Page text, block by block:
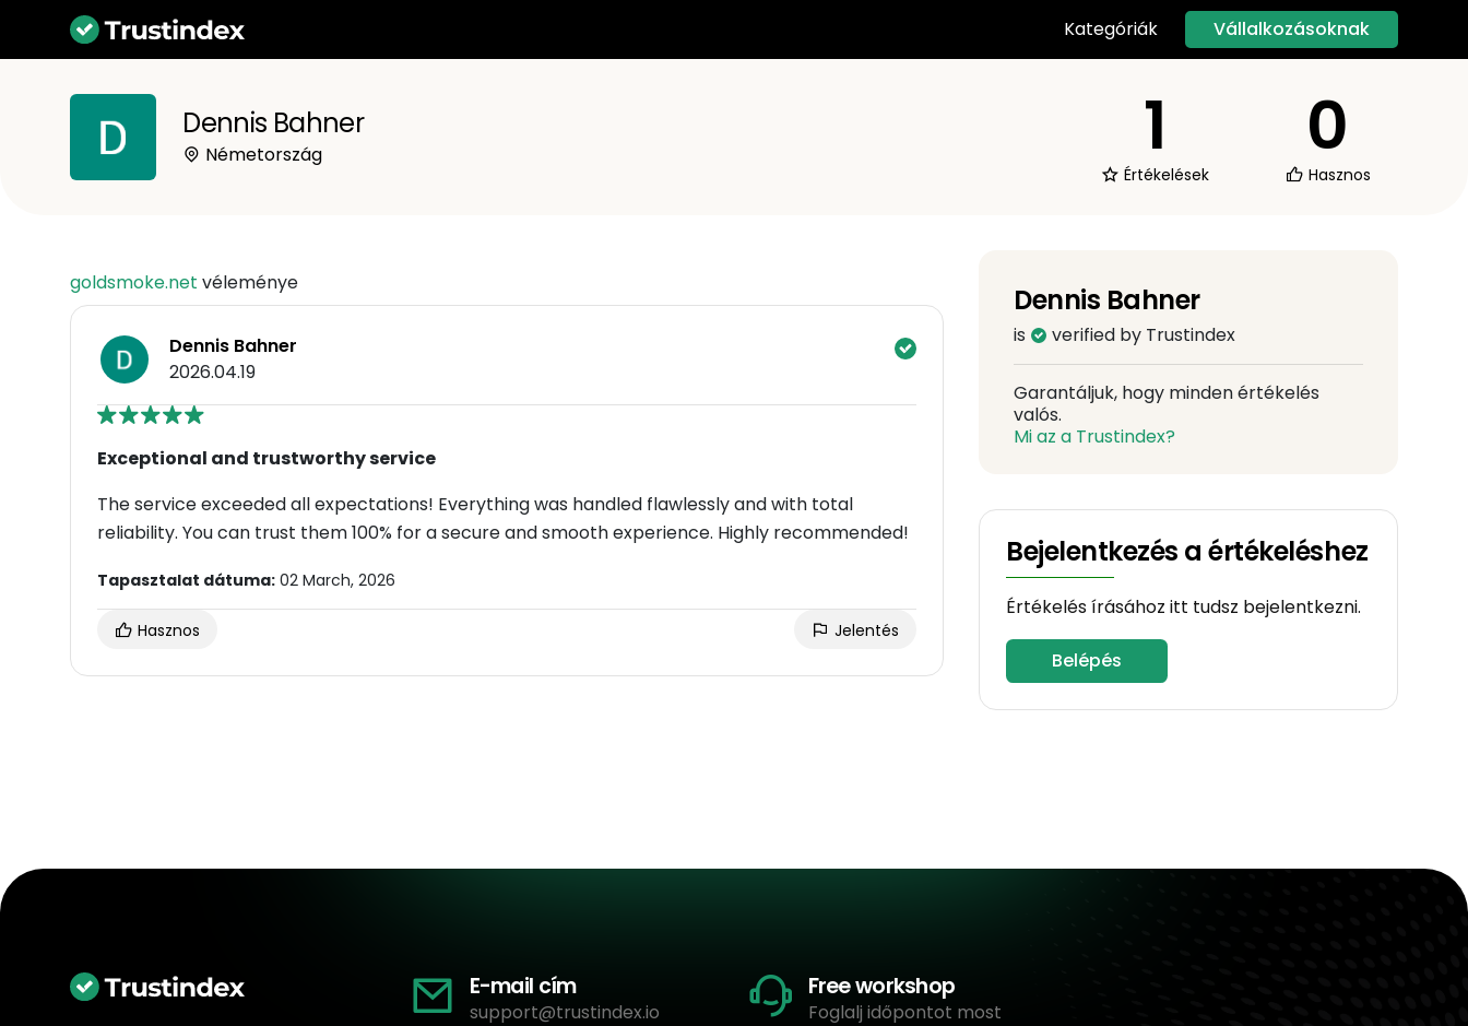
Kategóriák Vállalkozásoknak
Dennis Bahner
Németország 1
Értékelések
0
Hasznos
goldsmoke.net véleménye
Dennis Bahner
2026.04.19
Exceptional and trustworthy service
The service exceeded all expectations! Everything was handled flawlessly and with total
reliability. You can trust them 100% for a secure and smooth experience. Highly recommended!
Tapasztalat dátuma: 02 March, 2026
Hasznos Jelentés
Dennis Bahner
is verified by Trustindex
Garantáljuk, hogy minden értékelés
valós.
Mi az a Trustindex?
Bejelentkezés a értékeléshez
Értékelés írásához itt tudsz bejelentkezni.
Belépés
E-mail cím
support@trustindex.io
Free workshop
Foglalj időpontot most